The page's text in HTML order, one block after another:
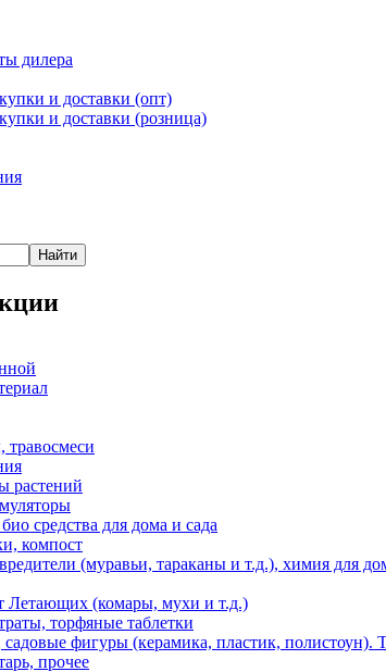
дилера
и доставки (опт)
и доставки (розница)
травосмеси
растений
средства для дома и сада
компост
(муравьи, тараканы и т.д.), химия для
Летающих (комары, мухи и т.д.)
торфяные таблетки
фигуры (керамика, пластик, полистоун).
прочее